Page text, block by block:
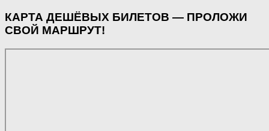
КАРТА ДЕШЁВЫХ БИЛЕТОВ — ПРОЛОЖИ
СВОЙ МАРШРУТ!